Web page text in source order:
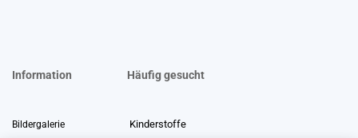
Information Häufig gesucht
Bildergalerie Kinderstoffe